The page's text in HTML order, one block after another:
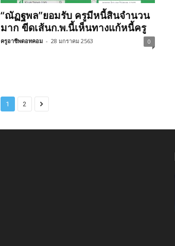
“ณัฏฐพล”ยอมรับ ครูมีหนี้สินจำนวน
มาก ขีดเส้นก.พ.นี้เห็นทางแก้หนี้ครู
ครูอาชีพดอทคอม - 28 มกราคม 2563 0
1 2